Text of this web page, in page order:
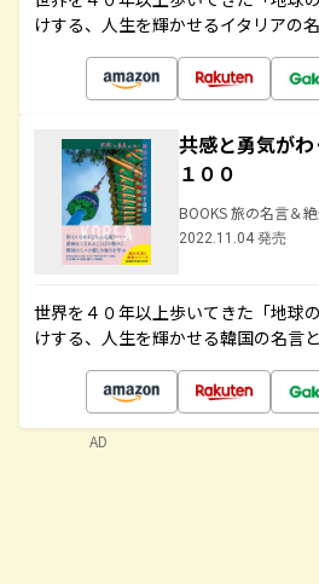
けする、人生を輝かせるイタリアの
共感と勇気が
１００
BOOKS 旅の名言＆
2022.11.04 発売
世界を４０年以上歩いてきた「地球
けする、人生を輝かせる韓国の名言
AD